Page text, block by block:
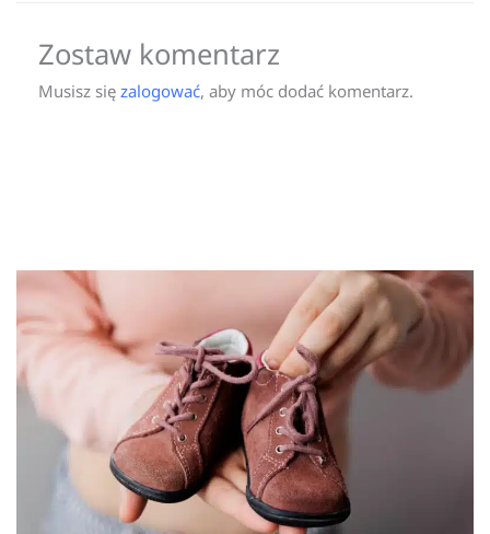
Zostaw komentarz
Musisz się zalogować, aby móc dodać komentarz.